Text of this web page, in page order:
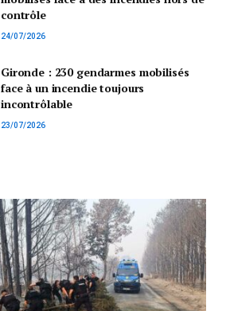
contrôle
24/07/2026
Gironde : 230 gendarmes mobilisés
face à un incendie toujours
incontrôlable
23/07/2026